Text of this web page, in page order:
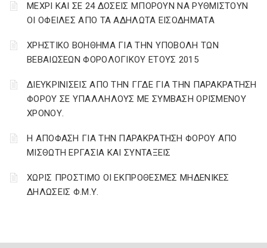
ΜΕΧΡΙ ΚΑΙ ΣΕ 24 ΔΟΣΕΙΣ ΜΠΟΡΟΥΝ ΝΑ ΡΥΘΜΙΣΤΟΥΝ
ΟΙ ΟΦΕΙΛΕΣ ΑΠΟ ΤΑ ΑΔΗΛΩΤΑ ΕΙΣΟΔΗΜΑΤΑ
ΧΡΗΣΤΙΚΟ ΒΟΗΘΗΜΑ ΓΙΑ ΤΗΝ ΥΠΟΒΟΛΗ ΤΩΝ
ΒΕΒΑΙΩΣΕΩΝ ΦΟΡΟΛΟΓΙΚΟΥ ΕΤΟΥΣ 2015
ΔΙΕΥΚΡΙΝΙΣΕΙΣ ΑΠΟ ΤΗΝ ΓΓΔΕ ΓΙΑ ΤΗΝ ΠΑΡΑΚΡΑΤΗΣΗ
ΦΟΡΟΥ ΣΕ ΥΠΑΛΛΗΛΟΥΣ ΜΕ ΣΥΜΒΑΣΗ ΟΡΙΣΜΕΝΟΥ
ΧΡΟΝΟΥ.
Η ΑΠΟΦΑΣΗ ΓΙΑ ΤΗΝ ΠΑΡΑΚΡΑΤΗΣΗ ΦΟΡΟΥ ΑΠΟ
ΜΙΣΘΩΤΗ ΕΡΓΑΣΙΑ ΚΑΙ ΣΥΝΤΑΞΕΙΣ
ΧΩΡΙΣ ΠΡΟΣΤΙΜΟ ΟΙ ΕΚΠΡΟΘΕΣΜΕΣ ΜΗΔΕΝΙΚΕΣ
ΔΗΛΩΣΕΙΣ Φ.Μ.Υ.